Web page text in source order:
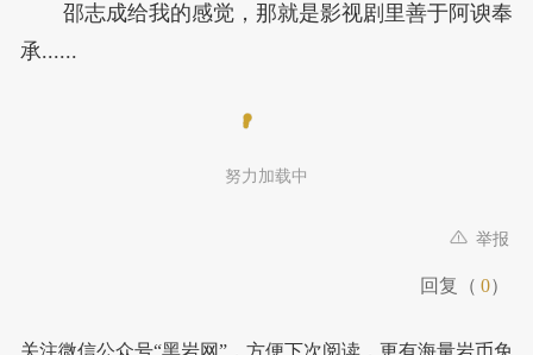
邵志成给我的感觉，那就是影视剧里善于阿谀奉
承......
努力加载中
举报
回复（ 0）